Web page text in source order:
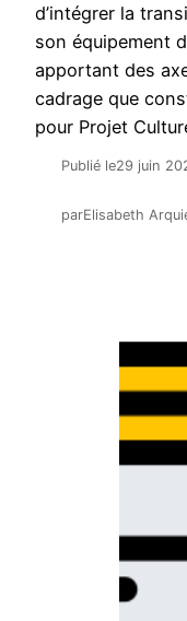
d’intégrer la
son équipement
apportant des
cadrage que
pour Projet
Publié le29 juin
parElisabeth